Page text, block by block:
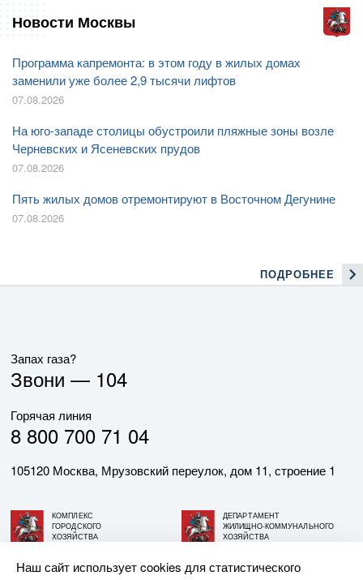
Новости Москвы
Программа капремонта: в этом году в жилых домах
заменили уже более 2,9 тысячи лифтов
07.08.2026
На юго-западе столицы обустроили пляжные зоны возле
Черневских и Ясеневских прудов
07.08.2026
Пять жилых домов отремонтируют в Восточном Дегунине
07.08.2026
ПОДРОБНЕЕ
Запах газа?
Звони — 104
Горячая линия
8 800 700 71 04
105120 Москва, Мрузовский переулок, дом 11, строение 1
КОМПЛЕКС
ГОРОДСКОГО
ХОЗЯЙСТВА
ДЕПАРТАМЕНТ
ЖИЛИЩНО-КОММУНАЛЬНОГО
ХОЗЯЙСТВА
Наш сайт использует cookies для статистического